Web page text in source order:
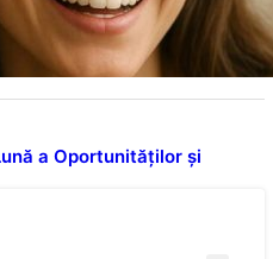
despre beneficiile
a Oportunităților și